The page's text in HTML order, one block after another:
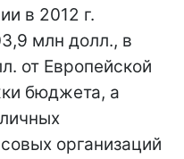
в 2012 г.
млн долл., в
от Европейской
бюджета, а
организаций